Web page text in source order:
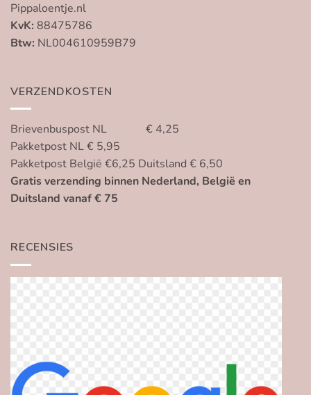
Pippaloentje.nl
KvK: 88475786
Btw: NL004610959B79
VERZENDKOSTEN
Brievenbuspost NL € 4,25
Pakketpost NL € 5,95
Pakketpost België €6,25 Duitsland € 6,50
Gratis verzending binnen Nederland, België en
Duitsland vanaf € 75
RECENSIES